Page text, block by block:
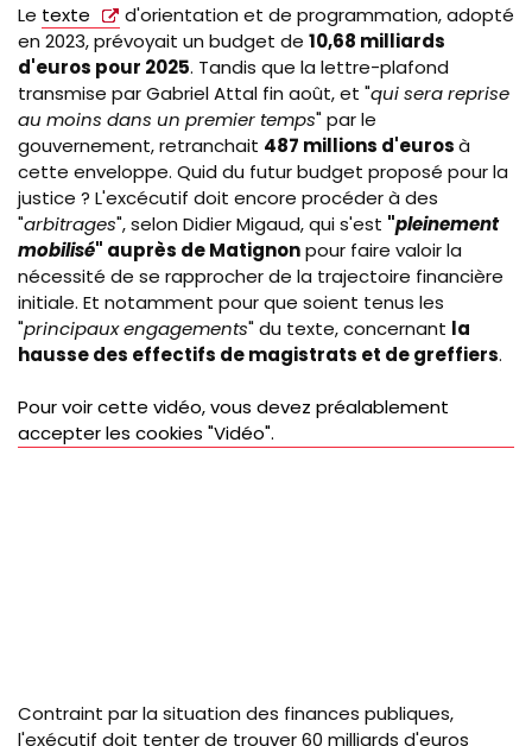
Le texte
d'orientation et de programmation, adopté
en 2023, prévoyait un budget de 10,68 milliards
d'euros pour 2025. Tandis que la lettre-plafond
transmise par Gabriel Attal fin août, et "qui sera reprise
au moins dans un premier temps" par le
gouvernement, retranchait 487 millions d'eurosà
cette enveloppe. Quid du futur budget proposé pour la
justice ? L'excécutif doit encore procéder à des
"arbitrages", selon Didier Migaud, qui s'est "pleinement
mobilisé" auprès de Matignonpour faire valoir la
nécessité de se rapprocher de la trajectoire financière
initiale. Et notamment pour que soient tenus les
"principaux engagements" du texte, concernant la
hausse des effectifs de magistrats et de greffiers.
Pour voir cette vidéo, vous devez préalablement
accepter les cookies "Vidéo".
Contraint par la situation des finances publiques,
l'exécutif doit tenter de trouver 60 milliards d'euros